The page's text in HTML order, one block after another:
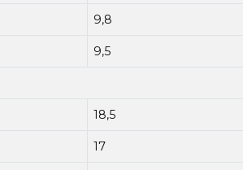
9,8
9,5
18,5
17